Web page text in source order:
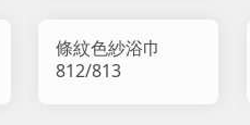
條紋色紗浴巾
812/813